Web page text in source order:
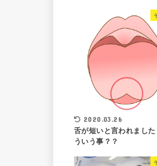
2020.03.26
舌が短いと言われました
ういう事？？